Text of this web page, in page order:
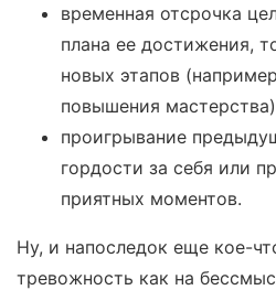
временная отсрочка
плана ее достижения,
новых этапов
повышения
проигрывание
гордости за себя или
приятных моментов.
Ну, и напоследок еще кое-
тревожность как на